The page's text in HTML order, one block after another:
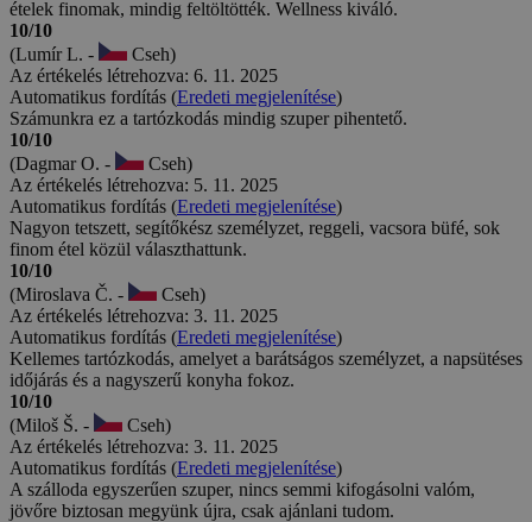
ételek finomak, mindig feltöltötték. Wellness kiváló.
10/10
(Lumír L. -
Cseh)
Az értékelés létrehozva: 6. 11. 2025
Automatikus fordítás (Eredeti megjelenítése)
Számunkra ez a tartózkodás mindig szuper pihentető.
10/10
(Dagmar O. -
Cseh)
Az értékelés létrehozva: 5. 11. 2025
Automatikus fordítás (Eredeti megjelenítése)
Nagyon tetszett, segítőkész személyzet, reggeli, vacsora büfé, sok
finom étel közül választhattunk.
10/10
(Miroslava Č. -
Cseh)
Az értékelés létrehozva: 3. 11. 2025
Automatikus fordítás (Eredeti megjelenítése)
Kellemes tartózkodás, amelyet a barátságos személyzet, a napsütéses
időjárás és a nagyszerű konyha fokoz.
10/10
(Miloš Š. -
Cseh)
Az értékelés létrehozva: 3. 11. 2025
Automatikus fordítás (Eredeti megjelenítése)
A szálloda egyszerűen szuper, nincs semmi kifogásolni valóm,
jövőre biztosan megyünk újra, csak ajánlani tudom.